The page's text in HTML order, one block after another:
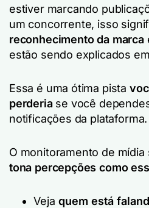
estiver marcando
um concorrente, isso
reconhecimento da marca
estão sendo explicados
Essa é uma ótima pista
perderiase você
notificações da plataforma.
O monitoramento de mídia
tona percepções como
Veja quem está